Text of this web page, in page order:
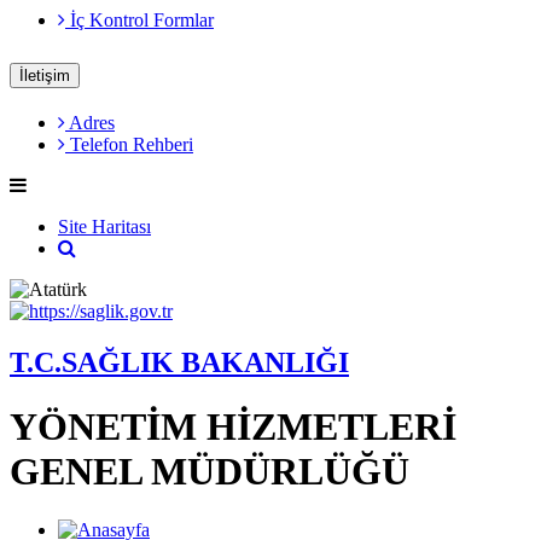
İç Kontrol Formlar
İletişim
Adres
Telefon Rehberi
Site Haritası
T.C.SAĞLIK BAKANLIĞI
YÖNETİM HİZMETLERİ
GENEL MÜDÜRLÜĞÜ